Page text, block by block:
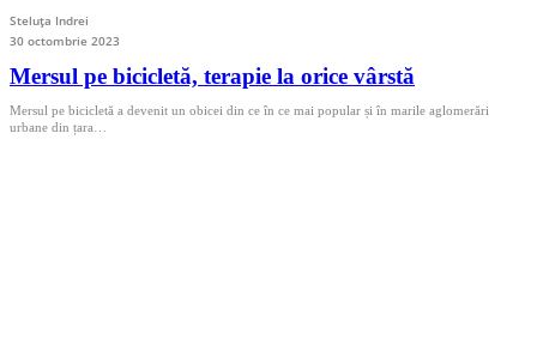
Steluța Indrei
30 octombrie 2023
Mersul pe bicicletă, terapie la orice vârstă
Mersul pe bicicletă a devenit un obicei din ce în ce mai popular și în marile aglomerări
urbane din țara…